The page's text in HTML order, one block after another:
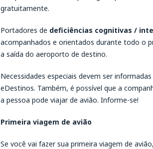
gratuitamente.
Portadores de deficiências cognitivas /
acompanhados e orientados durante todo o
a saída do aeroporto de destino.
Necessidades especiais devem ser
eDestinos. Também, é possível que a
a pessoa pode viajar de avião. Informe-se!
Primeira viagem de avião
Se você vai fazer sua primeira viagem de